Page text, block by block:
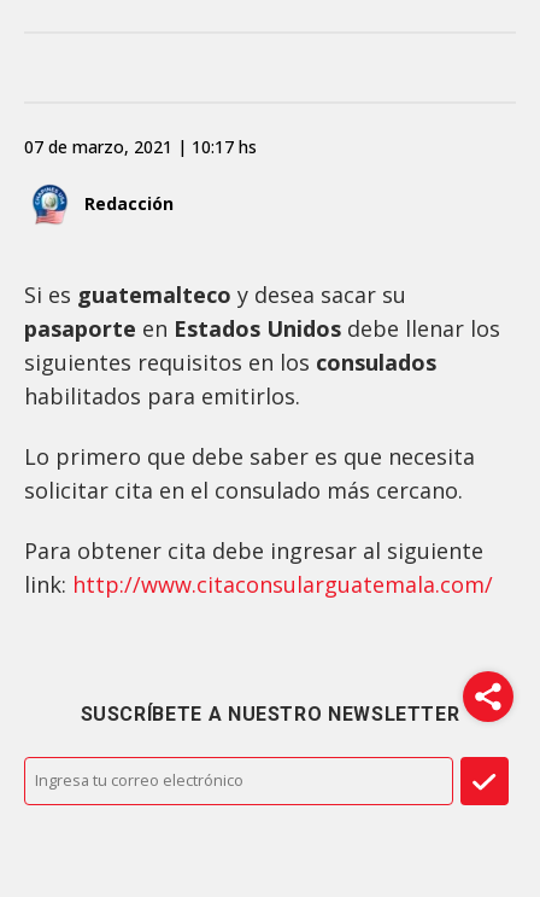
Redacción
07 de marzo, 2021 | 10:17 hs
Si es guatemalteco y desea sacar su
pasaporte en Estados Unidos debe llenar los
siguientes requisitos en los consulados
habilitados para emitirlos.
Lo primero que debe saber es que necesita
solicitar cita en el consulado más cercano.
Para obtener cita debe ingresar al siguiente
link: http://www.citaconsularguatemala.com/
SUSCRÍBETE A NUESTRO NEWSLETTER